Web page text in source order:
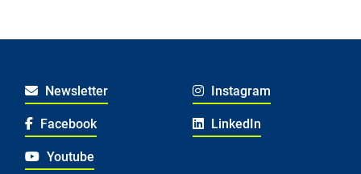
Newsletter Instagram
Facebook LinkedIn
Youtube